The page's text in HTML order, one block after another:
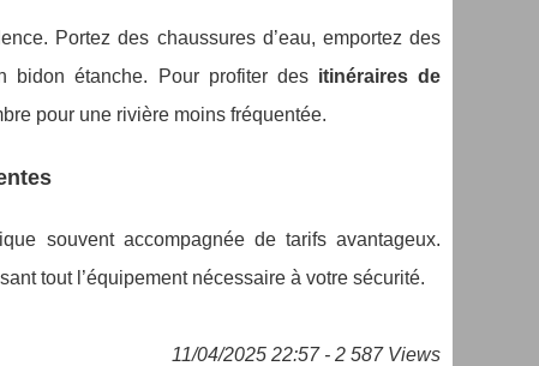
Portez des chaussures d’eau, emportez des
bidon étanche. Pour profiter des itinéraires de
pour une rivière moins fréquentée.
souvent accompagnée de tarifs avantageux.
tout l’équipement nécessaire à votre sécurité.
11/04/2025 22:57 - 2 587 Views